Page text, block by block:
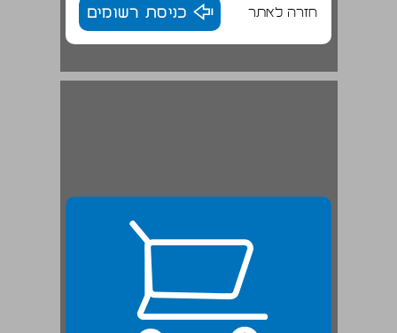
חזרה לאתר כניסת רשומים
מן הפשיטות הראשונות ועד כיבוש ארץ־ישראל וירושלים ... 24